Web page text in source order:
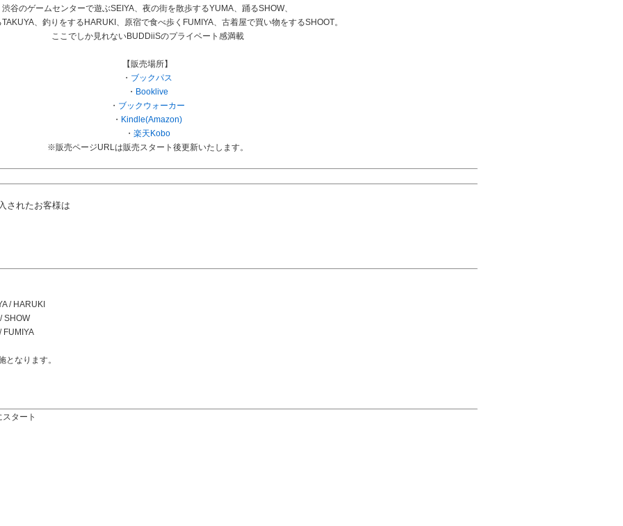
渋谷のゲームセンターで遊ぶSEIYA、夜の街を散歩するYUMA、踊るSHOW、
、釣りをするHARUKI、原宿で食べ歩くFUMIYA、古着屋で買い物をするSHOOT。
ここでしか見れないBUDDiiSのプライベート感満載
【販売場所】
・ ブックパス
・ Booklive
・ ブックウォーカー
・ Kindle(Amazon)
・ 楽天Kobo
※販売ページURLは販売スタート後更新いたします。
されたお客様は
/ HARUKI
SHOW
FUMIYA
なります。
タート